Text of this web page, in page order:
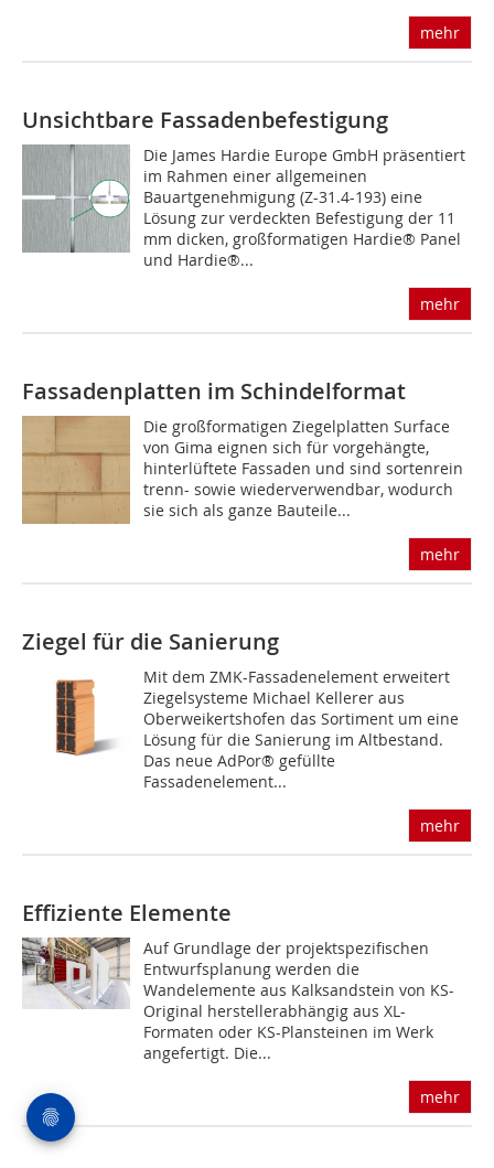
mehr
Unsichtbare Fassadenbefestigung
Die James Hardie Europe GmbH präsentiert
im Rahmen einer allgemeinen
Bauartgenehmigung (Z-31.4-193) eine
Lösung zur verdeckten Befestigung der 11
mm dicken, großformatigen Hardie® Panel
und Hardie®...
mehr
Fassadenplatten im Schindelformat
Die großformatigen Ziegelplatten Surface
von Gima eignen sich für vorgehängte,
hinterlüftete Fassaden und sind sortenrein
trenn- sowie wiederverwendbar, wodurch
sie sich als ganze Bauteile...
mehr
Ziegel für die Sanierung
Mit dem ZMK-Fassadenelement erweitert
Ziegelsysteme Michael Kellerer aus
Oberweikertshofen das Sortiment um eine
Lösung für die Sanierung im Altbestand.
Das neue AdPor® gefüllte
Fassadenelement...
mehr
Effiziente Elemente
Auf Grundlage der projektspezifischen
Entwurfsplanung werden die
Wandelemente aus Kalksandstein von KS-
Original herstellerabhängig aus XL-
Formaten oder KS-Plansteinen im Werk
angefertigt. Die...
mehr